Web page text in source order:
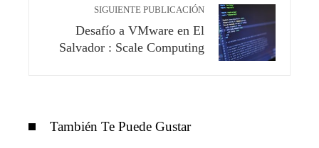
SIGUIENTE PUBLICACIÓN
Desafío a VMware en El
Salvador : Scale Computing
También Te Puede Gustar